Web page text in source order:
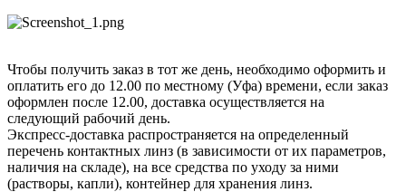
Чтобы получить заказ в тот же день, необходимо оформить и
оплатить его до 12.00 по местному (Уфа) времени, если заказ
оформлен после 12.00, доставка осуществляется на
следующий рабочий день.
Экспресс-доставка распространяется на определенный
перечень контактных линз (в зависимости от их параметров,
наличия на складе), на все средства по уходу за ними
(растворы, капли), контейнер для хранения линз.